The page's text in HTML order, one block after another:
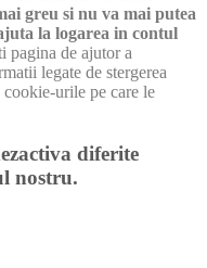
greu si nu va mai putea
la logarea in contul
pagina de ajutor a
legate de stergerea
urile pe care le
diferite
nostru.